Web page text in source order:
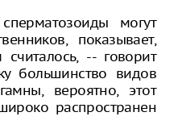
могут
показывает,
-- говорит
большинство видов
вероятно, этот
распространен